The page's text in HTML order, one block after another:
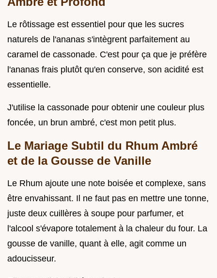
Le rôtissage est essentiel pour que les sucres
naturels de l'ananas s'intègrent parfaitement au
caramel de cassonade. C'est pour ça que je préfère
l'ananas frais plutôt qu'en conserve, son acidité est
essentielle.
J'utilise la cassonade pour obtenir une couleur plus
foncée, un brun ambré, c'est mon petit plus.
Le Mariage Subtil du Rhum Ambré
et de la Gousse de Vanille
Le Rhum ajoute une note boisée et complexe, sans
être envahissant. Il ne faut pas en mettre une tonne,
juste deux cuillères à soupe pour parfumer, et
l'alcool s'évapore totalement à la chaleur du four. La
gousse de vanille, quant à elle, agit comme un
adoucisseur.